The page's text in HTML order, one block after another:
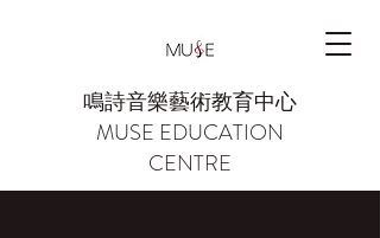
鳴詩音樂藝術教育中心
MUSE EDUCATION
CENTRE